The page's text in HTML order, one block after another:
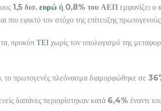
1,5 δισ. ευρώ ή 0,8% του ΑΕΠ εμφανίζει ο
πιο εφικτό τον στόχο της επίτευξης
προκύπ ΤΕΙ χωρίς τον υπολογισμό της
το πρωτογενές πλεόνασμα διαμορφώθηκε σε
δαπάνες περιορίστηκαν κατά 6,4% έναντι